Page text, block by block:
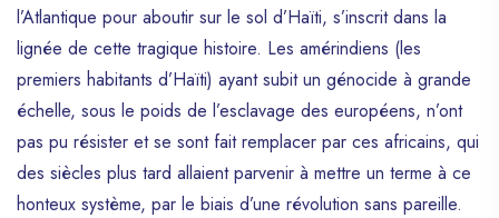
l’Atlantique pour aboutir sur le sol d’Haïti, s’inscrit dans la
lignée de cette tragique histoire. Les amérindiens (les
premiers habitants d’Haïti) ayant subit un génocide à grande
échelle, sous le poids de l’esclavage des européens, n’ont
pas pu résister et se sont fait remplacer par ces africains, qui
des siècles plus tard allaient parvenir à mettre un terme à ce
honteux système, par le biais d’une révolution sans pareille.